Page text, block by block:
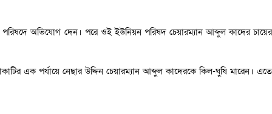
অভিযোগ দেন। পরে ওই ইউনিয়ন পরিষদ চেয়ারম্যান আব্দুল কাদের চায়ের
এক পর্যায়ে নেছার উদ্দিন চেয়ারম্যান আব্দুল কাদেরকে কিল-ঘুষি মারেন। এতে